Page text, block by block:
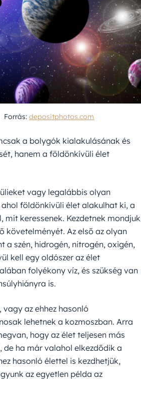
Forrás: depositphotos.com
a bolygók kialakulásának és
hanem a földönkívüli élet
vagy legalábbis olyan
földönkívüli élet alakulhat ki, a
mit keressenek. Kezdetnek mondjuk
követelményét. Az első az olyan
a szén, hidrogén, nitrogén, oxigén,
kell egy oldószer az élet
folyékony víz, és szükség van
is.
az ehhez hasonló
lehetnek a kozmoszban. Arra
hogy az élet teljesen más
de ha már valahol elkezdődik a
hasonló élettel is kezdhetjük,
az egyetlen példa az